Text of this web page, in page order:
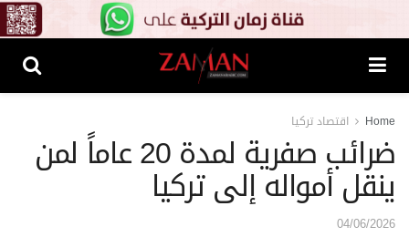
Home اقتصاد تركيا
ضرائب صفرية لمدة 20 عاماً لمن
ينقل أمواله إلى تركيا
04/06/2026